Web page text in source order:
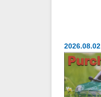
2026.08.02